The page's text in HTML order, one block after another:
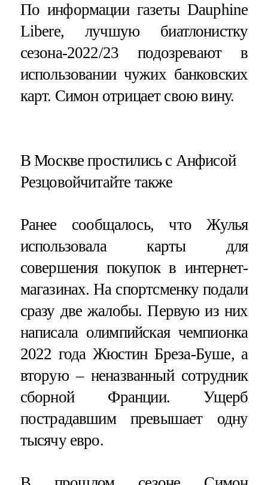
По информации газеты Dauphinе
Libеrе, лучшую биатлонистку
сезона-2022/23 подозревают в
использовании чужих банковских
карт. Симон отрицает свою вину.
​В Москве простились с Анфисой
Резцовойчитайте также
Ранее сообщалось, что Жулья
использовала карты для
совершения покупок в интернет-
магазинах. На спортсменку подали
сразу две жалобы. Первую из них
написала олимпийская чемпионка
2022 года Жюстин Бреза-Буше, а
вторую – неназванный сотрудник
сборной Франции. Ущерб
пострадавшим превышает одну
тысячу евро.